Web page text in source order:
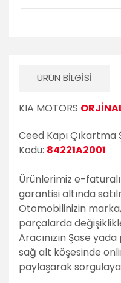
ÜRÜN BILGISI
KIA MOTORS
Ceed Kapı Çıkartma
Kodu: 84221A2001
Ürünlerimiz e-
garantisi altında
Otomobilinizin
parçalarda
Aracınızın Şase
sağ alt köşesinde
paylaşarak